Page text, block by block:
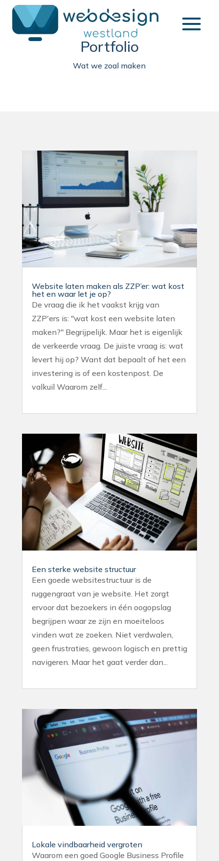
Portfolio
Wat we zoal maken
Website laten maken als ZZP’er: wat kost
het en waar let je op?
De vraag die ik het vaakst krijg van
ZZP'ers is: "wat kost een website laten
maken?" Begrijpelijk. Maar het is eigenlijk
de verkeerde vraag. De juiste vraag is: wat
levert hij op? Want dat bepaalt of het een
investering is of een kostenpost. De
valkuil Waarom zelf...
Een sterke website structuur
Een goede websitestructuur is de
ruggengraat van je website. Het zorgt
ervoor dat bezoekers in één oogopslag
begrijpen waar ze zijn en moeiteloos
vinden wat ze zoeken. Niet verdwalen,
geen frustraties, gewoon logisch en prettig
navigeren. Maar het gaat verder dan...
Lokale vindbaarheid vergroten
Waarom een goed Google Business Profile